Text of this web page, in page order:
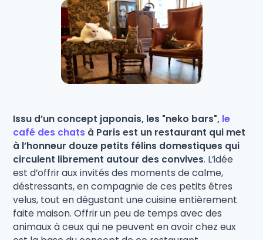
Issu d’un concept japonais, les "neko bars", le
café des chats à Paris est un restaurant qui met
à l’honneur douze petits félins domestiques qui
circulent librement autour des convives. L’idée
est d’offrir aux invités des moments de calme,
déstressants, en compagnie de ces petits êtres
velus, tout en dégustant une cuisine entièrement
faite maison. Offrir un peu de temps avec des
animaux à ceux qui ne peuvent en avoir chez eux